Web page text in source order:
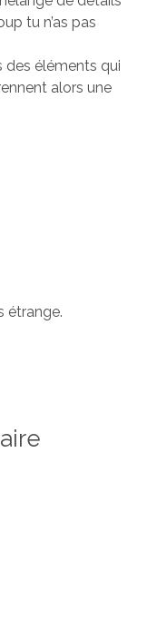
tu n’as pas
des éléments qui
alors une
étrange.